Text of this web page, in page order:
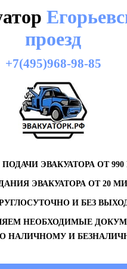
проезд
+7(495)968-98-85
ЭВАКУАТОРА ОТ 990
ЭВАКУАТОРА ОТ 20
И БЕЗ
НЕОБХОДИМЫЕ
НАЛИЧНОМУ И